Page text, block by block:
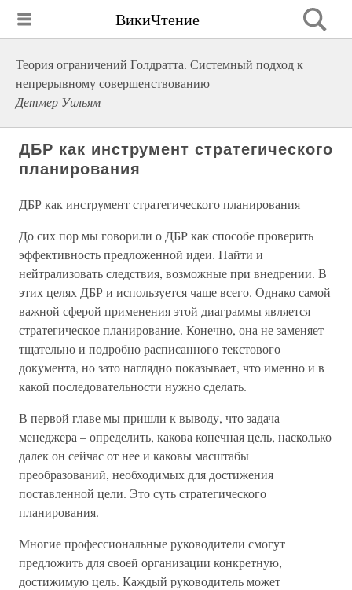
ВикиЧтение
Теория ограничений Голдратта. Системный подход к
непрерывному совершенствованию
Детмер Уильям
ДБР как инструмент стратегического
планирования
ДБР как инструмент стратегического планирования
До сих пор мы говорили о ДБР как способе проверить
эффективность предложенной идеи. Найти и
нейтрализовать следствия, возможные при внедрении. В
этих целях ДБР и используется чаще всего. Однако самой
важной сферой применения этой диаграммы является
стратегическое планирование. Конечно, она не заменяет
тщательно и подробно расписанного текстового
документа, но зато наглядно показывает, что именно и в
какой последовательности нужно сделать.
В первой главе мы пришли к выводу, что задача
менеджера – определить, какова конечная цель, насколько
далек он сейчас от нее и каковы масштабы
преобразований, необходимых для достижения
поставленной цели. Это суть стратегического
планирования.
Многие профессиональные руководители смогут
предложить для своей организации конкретную,
достижимую цель. Каждый руководитель может